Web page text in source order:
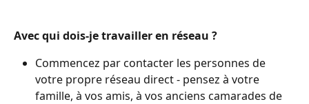
Avec qui dois-je travailler en réseau ?
Commencez par contacter les personnes de
votre propre réseau direct - pensez à votre
famille, à vos amis, à vos anciens camarades de